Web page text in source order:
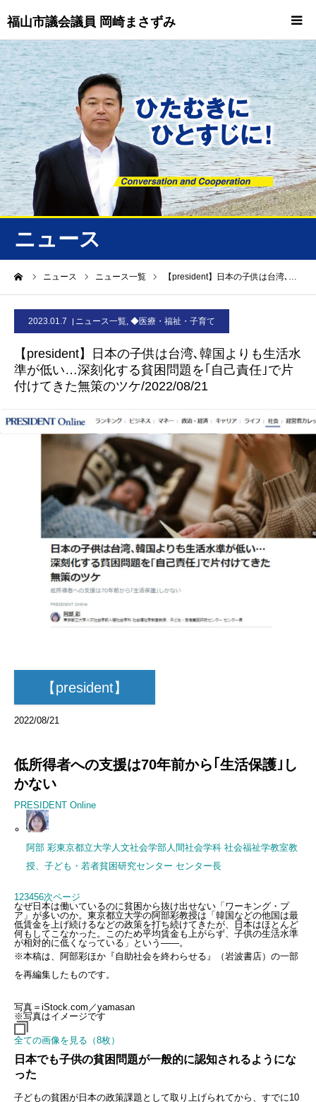
福山市議会議員 岡崎まさずみ
ニュース
ニュース ニュース一覧 【president】日本の子供は台湾､…
2023.01.7 ニュース一覧, ◆医療・福祉・子育て
【president】日本の子供は台湾､韓国よりも生活水
準が低い…深刻化する貧困問題を｢自己責任｣で片
付けてきた無策のツケ/2022/08/21
【president】
2022/08/21
低所得者への支援は70年前から｢生活保護｣し
かない
PRESIDENT Online
阿部 彩東京都立大学人文社会学部人間社会学科 社会福祉学教室教
授、子ども・若者貧困研究センター センター長
1 23456次ページ
なぜ日本は働いているのに貧困から抜け出せない「ワーキング・プ
ア」が多いのか。東京都立大学の阿部彩教授は「韓国などの他国は最
低賃金を上げ続けるなどの政策を打ち続けてきたが、日本はほとんど
何もしてこなかった。このため平均賃金も上がらず、子供の生活水準
が相対的に低くなっている」という――。
※本稿は、阿部彩ほか『自助社会を終わらせる』（岩波書店）の一部
を再編集したものです。
写真＝iStock.com／yamasan
※写真はイメージです
全ての画像を見る（8枚）
日本でも子供の貧困問題が一般的に認知されるようにな
った
子どもの貧困が日本の政策課題として取り上げられてから、すでに10
HOME
重要情報
プロフィール
ニュース/トピックス
ニュース